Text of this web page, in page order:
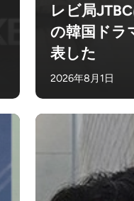
レビ局
の韓国ドラ
表した
2026年8月1日